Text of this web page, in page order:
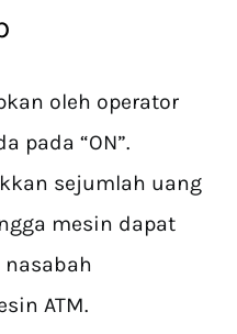
oleh operator
pada “ON”.
sejumlah uang
mesin dapat
ATM.